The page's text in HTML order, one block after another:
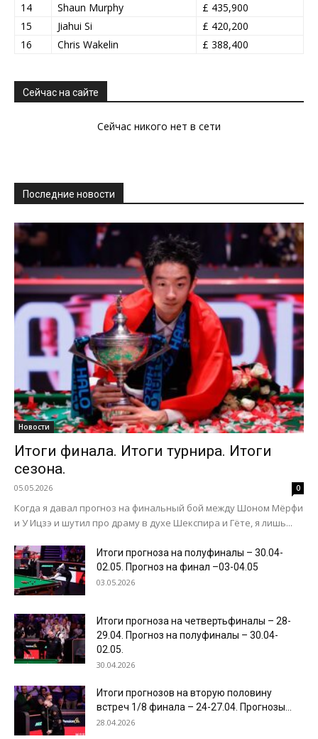
14
Shaun Murphy
£ 435,900
15
Jiahui Si
£ 420,200
16
Chris Wakelin £ 388,400
Сейчас на сайте
Сейчас никого нет в сети
Последние новости
Новости
Итоги финала. Итоги турнира. Итоги
сезона.
05.05.2026 0
Когда я давал прогноз на финальный бой между Шоном Мёрфи
и У Ицзэ и шутил про драму в духе Шекспира и Гёте, я лишь...
Итоги прогноза на полуфиналы – 30.04-
02.05. Прогноз на финал –03-04.05
03.05.2026
Итоги прогноза на четвертьфиналы – 28-
29.04. Прогноз на полуфиналы – 30.04-
02.05.
30.04.2026
Итоги прогнозов на вторую половину
встреч 1/8 финала – 24-27.04. Прогнозы...
28.04.2026